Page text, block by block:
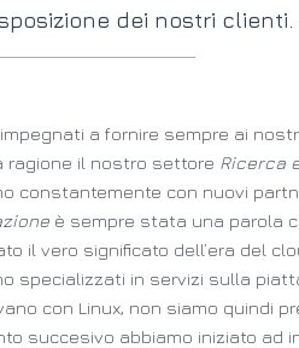
dei nostri clienti.
a fornire sempre ai
ragione il nostro settore Ricerca
constantemente con nuovi
è sempre stata una parola
il vero significato dell’era del
specializzati in servizi sulla
con Linux, non siamo quindi
succesivo abbiamo iniziato ad